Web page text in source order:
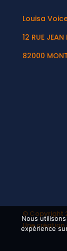
Louisa
12 RUE
82000
© Copyright
Une
Nous
expérience